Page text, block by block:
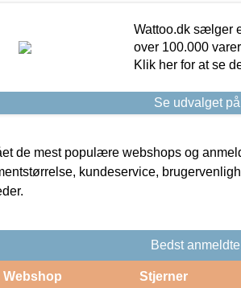
Wattoo.dk sælger
over 100.000
Klik her for at se
Se udvalget
de mest populære webshops og
kundeservice,
Bedst
Webshop Stjerner